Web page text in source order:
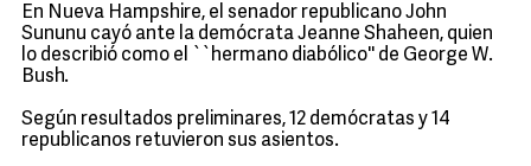
En Nueva Hampshire, el senador republicano John
Sununu cayó ante la demócrata Jeanne Shaheen, quien
lo describió como el ``hermano diabólico'' de George W.
Bush.
Según resultados preliminares, 12 demócratas y 14
republicanos retuvieron sus asientos.